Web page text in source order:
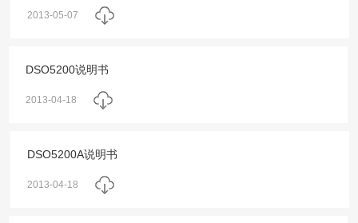
2013-05-07
DSO5200说明书
2013-04-18
DSO5200A说明书
2013-04-18